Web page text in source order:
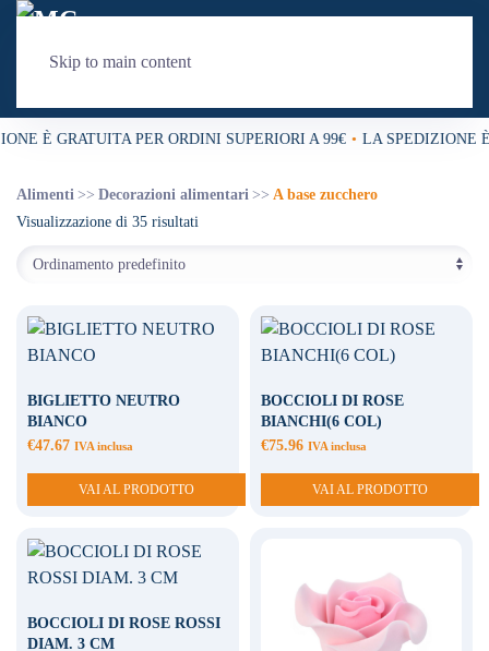
Skip to main content
È GRATUITA PER ORDINI SUPERIORI A 99€ • LA SPEDIZIONE È
Alimenti Decorazioni alimentari
A base zucchero
Visualizzazione di 35 risultati
BIGLIETTO NEUTRO
BIANCO
€47.67 IVA inclusa
VAI AL PRODOTTO
BOCCIOLI DI ROSE
BIANCHI(6 COL)
€75.96 IVA inclusa
VAI AL PRODOTTO
BOCCIOLI DI ROSE ROSSI
DIAM. 3 CM